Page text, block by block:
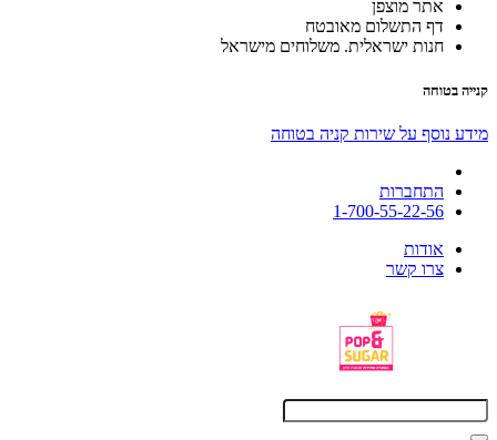
אתר מוצפן
דף התשלום מאובטח
חנות ישראלית. משלוחים מישראל
קנייה בטוחה
מידע נוסף על שירות קניה בטוחה
התחברות
1-700-55-22-56
אודות
צרו קשר